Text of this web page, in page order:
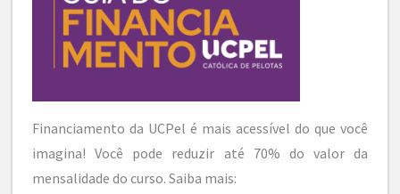
Financiamento da UCPel é mais acessível do que você
imagina! Você pode reduzir até 70% do valor da
mensalidade do curso. Saiba mais: